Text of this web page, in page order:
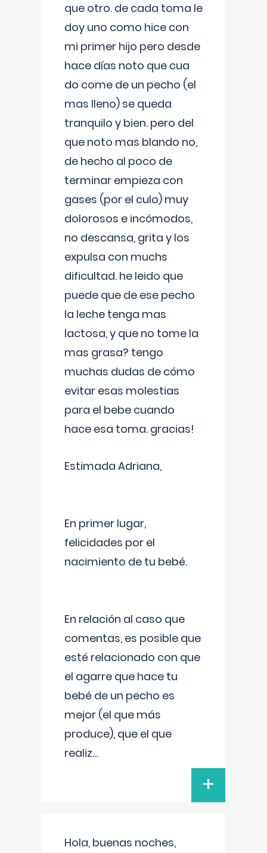
que otro. de cada toma le
doy uno como hice con
mi primer hijo pero desde
hace días noto que cua
do come de un pecho (el
mas lleno) se queda
tranquilo y bien. pero del
que noto mas blando no,
de hecho al poco de
terminar empieza con
gases (por el culo) muy
dolorosos e incómodos,
no descansa, grita y los
expulsa con muchs
dificultad. he leido que
puede que de ese pecho
la leche tenga mas
lactosa, y que no tome la
mas grasa? tengo
muchas dudas de cómo
evitar esas molestias
para el bebe cuando
hace esa toma. gracias!
Estimada Adriana,
En primer lugar,
felicidades por el
nacimiento de tu bebé.
En relación al caso que
comentas, es posible que
esté relacionado con que
el agarre que hace tu
bebé de un pecho es
mejor (el que más
produce), que el que
realiz...
+
Hola, buenas noches,